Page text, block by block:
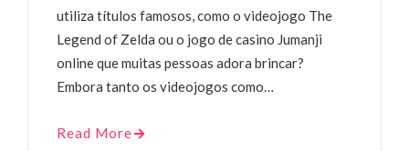
utiliza títulos famosos, como o videojogo The
Legend of Zelda ou o jogo de casino Jumanji
online que muitas pessoas adora brincar?
Embora tanto os videojogos como…
Read More